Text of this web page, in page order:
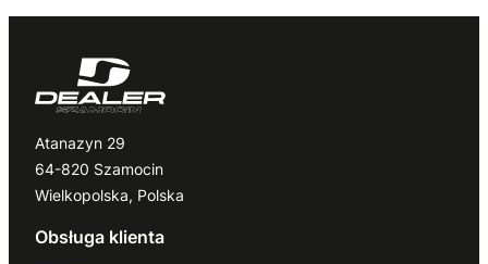
Atanazyn 29
64-820 Szamocin
Wielkopolska, Polska
Obsługa klienta